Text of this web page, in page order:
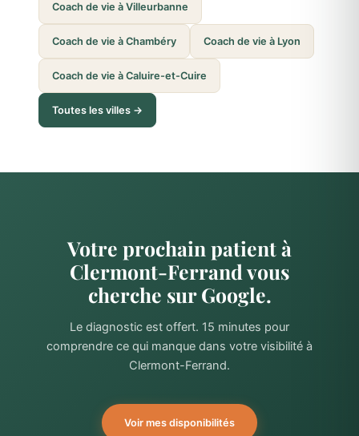
Coach de vie à Villeurbanne
Coach de vie à Chambéry Coach de vie à Lyon
Coach de vie à Caluire-et-Cuire
Toutes les villes →
Votre prochain patient à
Clermont-Ferrand vous
cherche sur Google.
Le diagnostic est offert. 15 minutes pour
comprendre ce qui manque dans votre visibilité à
Clermont-Ferrand.
Voir mes disponibilités